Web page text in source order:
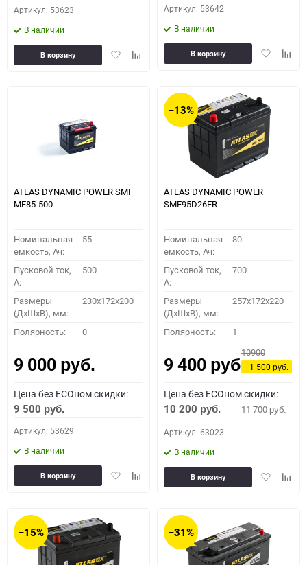
Артикул: 53623
В наличии
ДобавитьДобавить
В корзину
Артикул: 53642
В наличии
Добавить
В корзину
ATLAS DYNAMIC POWER SMF
MF85-500
Номинальная
емкость, Ач:
55
Пусковой ток,
A:
500
Размеры
(ДхШхВ), мм:
230x172x200
Полярность: 0
9 000 руб.
Цена без ECOном скидки:
9 500 руб.
Артикул: 53629
В наличии
ДобавитьДобавить
В корзину
−13%
ATLAS DYNAMIC POWER
SMF95D26FR
Номинальная
емкость, Ач:
80
Пусковой ток,
A:
700
Размеры
(ДхШхВ), мм:
257x172x220
Полярность: 1
9 400 руб.
10900
−1 500руб.
Цена без ECOном скидки:
10 200 руб. 11 700руб.
Артикул: 63023
В наличии
Добавить
В корзину
−15% −31%